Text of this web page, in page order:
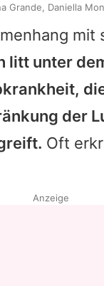
litt unter
der
Oft
Grande, Daniella
Anzeige